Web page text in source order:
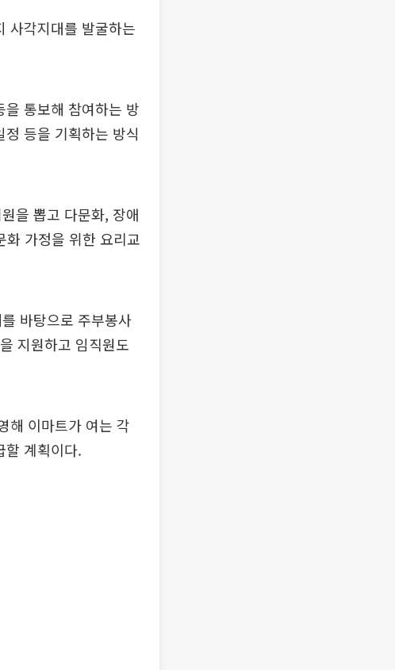
사각지대를 발굴하는
통보해 참여하는 방
등을 기획하는 방식
을 뽑고 다문화, 장애
가정을 위한 요리교
바탕으로 주부봉사
지원하고 임직원도
해 이마트가 여는 각
할 계획이다.